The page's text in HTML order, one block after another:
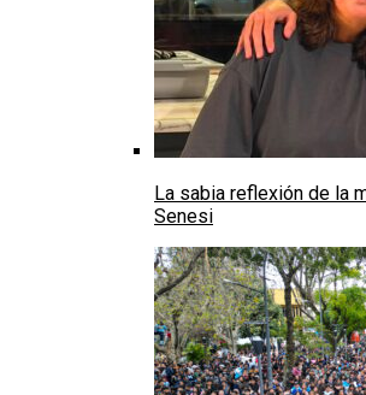
La sabia reflexión de la
Senesi